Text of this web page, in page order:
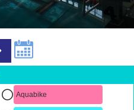
Aquabike